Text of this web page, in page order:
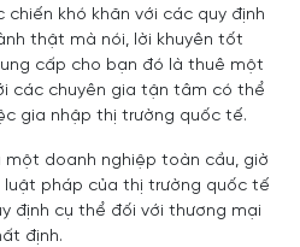
khó khăn với các quy định
thật mà nói, lời khuyên tốt
cấp cho bạn đó là thuê một
các chuyên gia tận tâm có thể
gia nhập thị trường quốc tế.
một doanh nghiệp toàn cầu, giờ
pháp của thị trường quốc tế
định cụ thể đối với thương mại
định.